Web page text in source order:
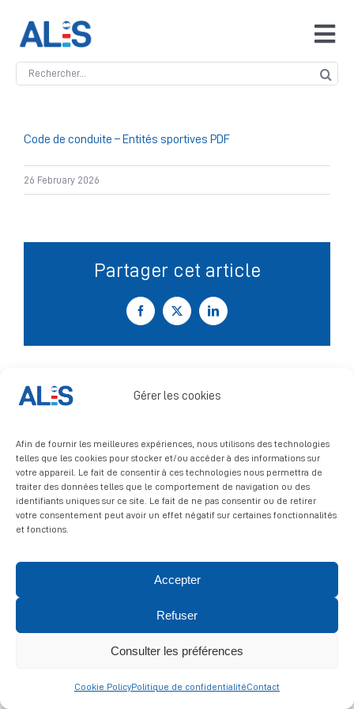
Gérer les cookies
Afin de fournir les meilleures expériences, nous utilisons des technologies
telles que les cookies pour stocker et/ou accéder à des informations sur
votre appareil. Le fait de consentir à ces technologies nous permettra de
traiter des données telles que le comportement de navigation ou des
identifiants uniques sur ce site. Le fait de ne pas consentir ou de retirer
votre consentement peut avoir un effet négatif sur certaines fonctionnalités
et fonctions.
Accepter
Refuser
Consulter les préférences
Cookie PolicyPolitique de confidentialitéContact
content
Search
Accueil
ALIS
Antidopage
Signalement
Code de conduite – Entités sportives PDF
26 February 2026
Partager cet article
Facebook
X LinkedIn
© 2026 ALIS | All rights reserved
légales